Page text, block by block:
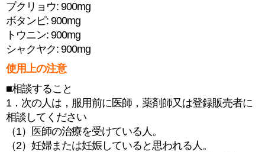
ブクリョウ: 900mg
ボタンピ: 900mg
トウニン: 900mg
シャクヤク: 900mg
使用上の注意
■相談すること
1．次の人は，服用前に医師，薬剤師又は登録販売者に
相談してください
（1）医師の治療を受けている人。
（2）妊婦または妊娠していると思われる人。